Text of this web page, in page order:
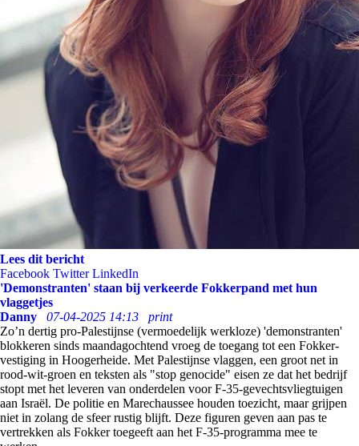
Lees dit bericht
Facebook Twitter LinkedIn
'Demonstranten' staan bij verkeerde Fokkerpand met hun
vlaggetjes
Danny
07-04-2025 14:13
print
Zo’n dertig pro-Palestijnse (vermoedelijk werkloze) 'demonstranten'
blokkeren sinds maandagochtend vroeg de toegang tot een Fokker-
vestiging in Hoogerheide. Met Palestijnse vlaggen, een groot net in
rood-wit-groen en teksten als "stop genocide" eisen ze dat het bedrijf
stopt met het leveren van onderdelen voor F-35-gevechtsvliegtuigen
aan Israël. De politie en Marechaussee houden toezicht, maar grijpen
niet in zolang de sfeer rustig blijft. Deze figuren geven aan pas te
vertrekken als Fokker toegeeft aan het F-35-programma mee te